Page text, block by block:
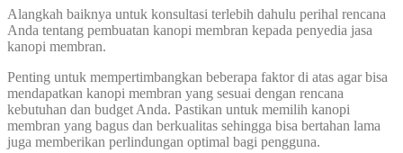
Alangkah baiknya untuk konsultasi terlebih dahulu perihal rencana
Anda tentang pembuatan kanopi membran kepada penyedia jasa
kanopi membran.
Penting untuk mempertimbangkan beberapa faktor di atas agar bisa
mendapatkan kanopi membran yang sesuai dengan rencana
kebutuhan dan budget Anda. Pastikan untuk memilih kanopi
membran yang bagus dan berkualitas sehingga bisa bertahan lama
juga memberikan perlindungan optimal bagi pengguna.